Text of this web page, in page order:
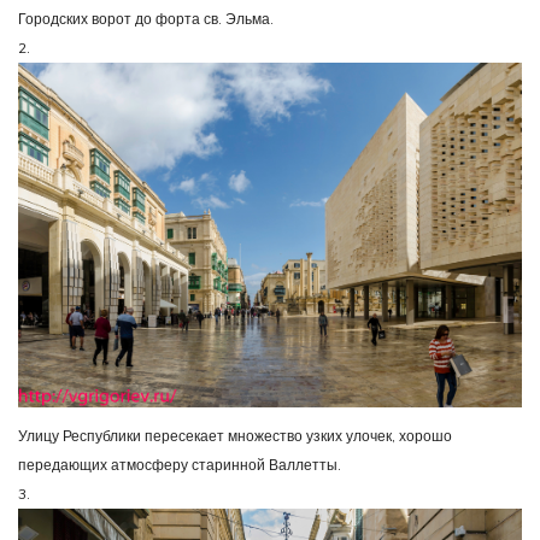
Городских ворот до форта св. Эльма.
2.
Улицу Республики пересекает множество узких улочек, хорошо
передающих атмосферу старинной Валлетты.
3.